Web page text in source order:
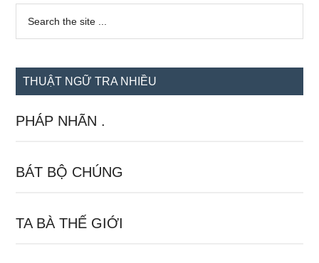
Sidebar
chính
...
THUẬT NGỮ TRA NHIỀU
PHÁP NHÃN .
BÁT BỘ CHÚNG
TA BÀ THẾ GIỚI